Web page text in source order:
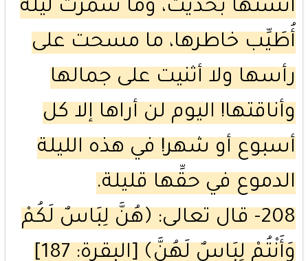
آنستها بحديث، وما سمرت ليلة
أُطَيِّب خاطرها، ما مسحت على
رأسها ولا أثنيت على جمالها
وأناقتها! اليوم لن أراها إلا كل
أسبوع أو شهر! في هذه الليلة
الدموع في حقِّها قليلة.
208- قال تعالى: ﴿هُنَّ لِبَاسٌ لَكُمْ
وَأَنْتُمْ لِبَاسٌ لَهُنَّ﴾ [البقرة: 187]